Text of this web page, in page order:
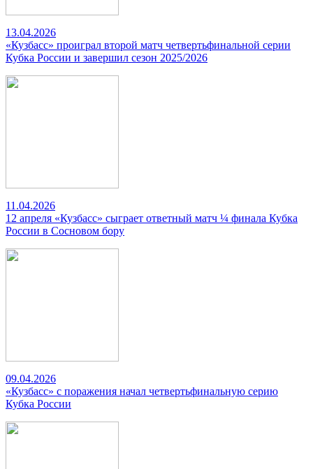
13.04.2026
«Кузбасс» проиграл второй матч четвертьфинальной серии
Кубка России и завершил сезон 2025/2026
11.04.2026
12 апреля «Кузбасс» сыграет ответный матч ¼ финала Кубка
России в Сосновом бору
09.04.2026
«Кузбасс» с поражения начал четвертьфинальную серию
Кубка России